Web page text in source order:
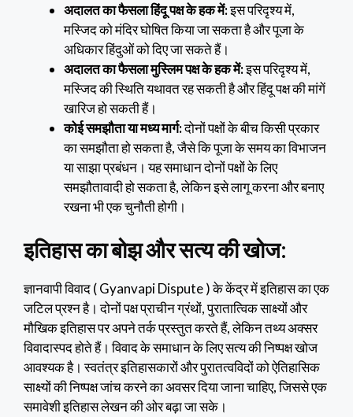
अदालत का फैसला हिंदू पक्ष के हक में:इस परिदृश्य में,
मस्जिद को मंदिर घोषित किया जा सकता है और पूजा के
अधिकार हिंदुओं को दिए जा सकते हैं।
अदालत का फैसला मुस्लिम पक्ष के हक में:इस परिदृश्य में,
मस्जिद की स्थिति यथावत रह सकती है और हिंदू पक्ष की मांगें
खारिज हो सकती हैं।
कोई समझौता या मध्य मार्ग:दोनों पक्षों के बीच किसी प्रकार
का समझौता हो सकता है, जैसे कि पूजा के समय का विभाजन
या साझा प्रबंधन। यह समाधान दोनों पक्षों के लिए
समझौतावादी हो सकता है, लेकिन इसे लागू करना और बनाए
रखना भी एक चुनौती होगी।
इतिहास का बोझ और सत्य की खोज:
ज्ञानवापी विवाद ( Gyanvapi Dispute ) के केंद्र में इतिहास का एक
जटिल प्रश्न है। दोनों पक्ष प्राचीन ग्रंथों, पुरातात्विक साक्ष्यों और
मौखिक इतिहास पर अपने तर्क प्रस्तुत करते हैं, लेकिन तथ्य अक्सर
विवादास्पद होते हैं। विवाद के समाधान के लिए सत्य की निष्पक्ष खोज
आवश्यक है। स्वतंत्र इतिहासकारों और पुरातत्वविदों को ऐतिहासिक
साक्ष्यों की निष्पक्ष जांच करने का अवसर दिया जाना चाहिए, जिससे एक
समावेशी इतिहास लेखन की ओर बढ़ा जा सके।